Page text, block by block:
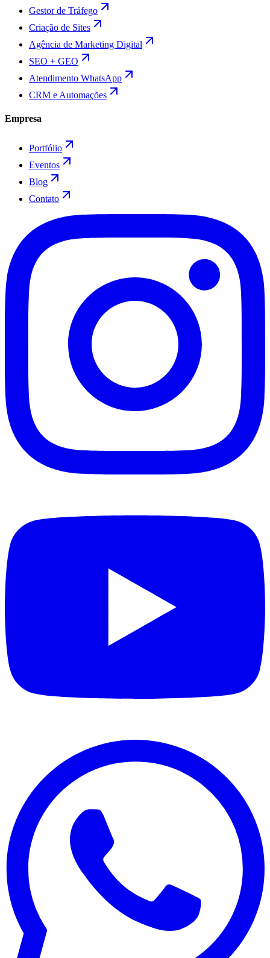
Gestor de Tráfego
Criação de Sites
Agência de Marketing Digital
SEO + GEO
Atendimento WhatsApp
CRM e Automações
Empresa
Portfólio
Eventos
Blog
Contato